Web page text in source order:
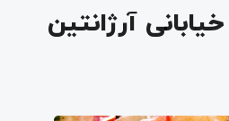
آرژانتین